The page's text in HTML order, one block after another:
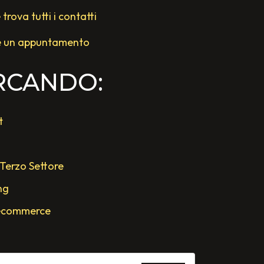
trova tutti i contatti
appuntamento
Settore